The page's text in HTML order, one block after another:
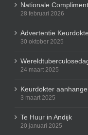
Nationale
28 februari 2026
Advertentie
30 oktober 2025
24 maart 2025
Keurdokter
3 maart 2025
Te Huur in Andijk
20 januari 2025